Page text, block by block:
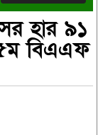
হার ৯১
৫ম বিএএফ